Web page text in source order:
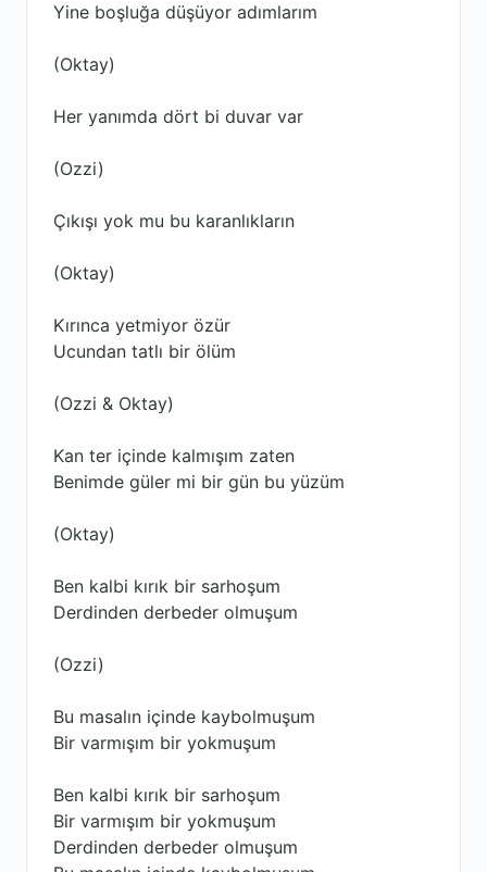
Yine boşluğa düşüyor adımlarım
(Oktay)
Her yanımda dört bi duvar var
(Ozzi)
Çıkışı yok mu bu karanlıkların
(Oktay)
Kırınca yetmiyor özür
Ucundan tatlı bir ölüm
(Ozzi & Oktay)
Kan ter içinde kalmışım zaten
Benimde güler mi bir gün bu yüzüm
(Oktay)
Ben kalbi kırık bir sarhoşum
Derdinden derbeder olmuşum
(Ozzi)
Bu masalın içinde kaybolmuşum
Bir varmışım bir yokmuşum
Ben kalbi kırık bir sarhoşum
Bir varmışım bir yokmuşum
Derdinden derbeder olmuşum